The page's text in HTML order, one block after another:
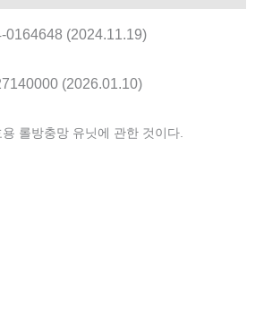
0164648 (2024.11.19)
(2026.01.10)
롤방충망 유닛에 관한 것이다.